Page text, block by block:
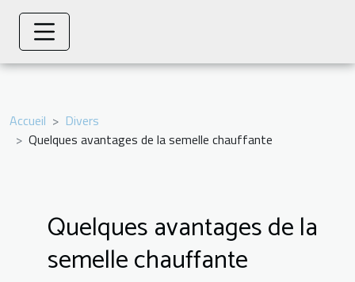
Accueil
Divers
Quelques avantages de la semelle chauffante
Quelques avantages de la
semelle chauffante